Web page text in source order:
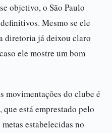
objetivo, o São Paulo
Mesmo se ele
diretoria já deixou claro
ele mostre um bom
movimentações do clube é
está emprestado pelo
estabelecidas no